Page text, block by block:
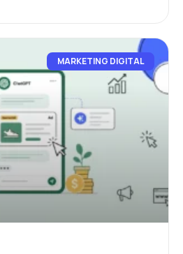
MARKETING DIGITAL